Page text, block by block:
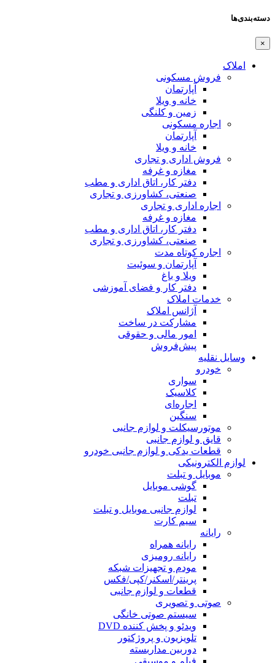
املاک
فروش مسکونی
آپارتمان
خانه و ویلا
زمین و کلنگی
اجاره مسکونی
آپارتمان
خانه و ویلا
فروش اداری و تجاری
مغازه و غرفه
دفتر کار، اتاق اداری و مطب
صنعتی،‌ کشاورزی و تجاری
اجاره اداری و تجاری
مغازه و غرفه
دفتر کار، اتاق اداری و مطب
صنعتی،‌ کشاورزی و تجاری
اجاره کوتاه مدت
آپارتمان و سوئیت
ویلا و باغ
دفتر کار و فضای آموزشی
خدمات املاک
آژانس املاک
مشارکت در ساخت
امور مالی و حقوقی
پیش‌فروش
وسایل نقلیه
خودرو
سواری
کلاسیک
اجاره‌ای
سنگین
موتورسیکلت و لوازم جانبی
قایق و لوازم جانبی
قطعات یدکی و لوازم جانبی خودرو
لوازم الکترونیکی
موبایل و تبلت
گوشی موبایل
تبلت
لوازم جانبی موبایل و تبلت
سیم کارت
رایانه
رایانه همراه
رایانه رومیزی
مودم و تجهیزات شبکه
پرینتر/اسکنر/کپی/فکس
قطعات و لوازم جانبی
صوتی و تصویری
سیستم صوتی خانگی
ویدئو و پخش کننده DVD
تلویزیون و پروژکتور
دوربین مداربسته